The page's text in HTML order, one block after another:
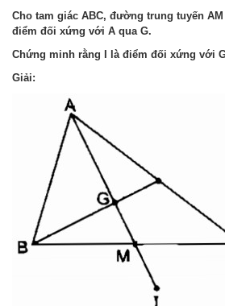
Cho tam giác ABC, đường trung tuyến
điểm đối xứng với A qua G.
Chứng minh rằng I là điểm đối xứng với
Giải: